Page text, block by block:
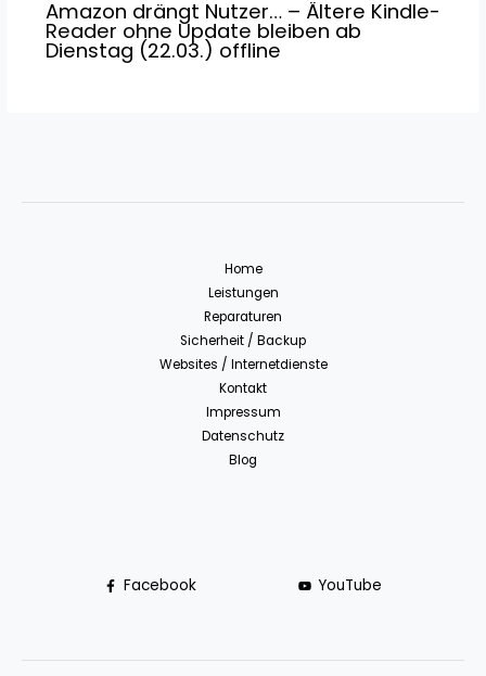
Amazon drängt Nutzer… – Ältere Kindle-
Reader ohne Update bleiben ab
Dienstag (22.03.) offline
Home
Leistungen
Reparaturen
Sicherheit / Backup
Websites / Internetdienste
Kontakt
Impressum
Datenschutz
Blog
Facebook YouTube